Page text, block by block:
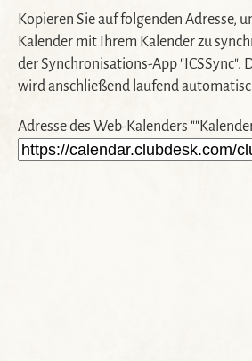
Kopieren Sie auf folgenden Adresse,
Kalender mit Ihrem Kalender zu
der Synchronisations-App "ICSSync".
wird anschließend laufend
Adresse des Web-Kalenders